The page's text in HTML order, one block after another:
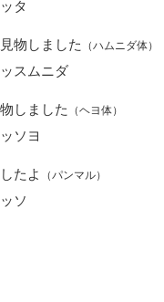
タ
見物しました （ハムニダ体）
スムニダ
しました （ヘヨ体）
ソヨ
たよ （パンマル）
ソ